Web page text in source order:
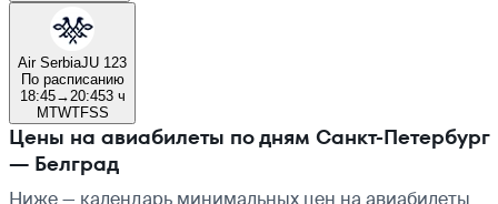
Air SerbiaJU 123
По расписанию
18:45→ 20:453 ч
MTWTFSS
Цены на авиабилеты по дням Санкт-Петербург
— Белград
Ниже — календарь минимальных цен на авиабилеты